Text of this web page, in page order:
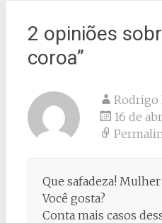
2 opiniões
coroa”
Rodrigo
16 de
Que safadeza!
Você gosta?
Conta mais casos